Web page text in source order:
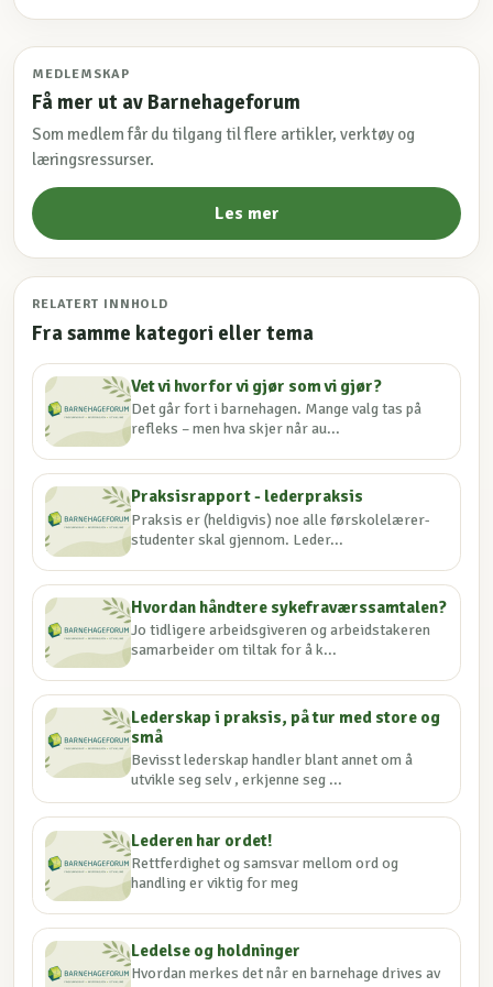
MEDLEMSKAP
Få mer ut av Barnehageforum
Som medlem får du tilgang til flere artikler, verktøy og
læringsressurser.
Les mer
RELATERT INNHOLD
Fra samme kategori eller tema
Vet vi hvorfor vi gjør som vi gjør?
Det går fort i barnehagen. Mange valg tas på
refleks – men hva skjer når au...
Praksisrapport - lederpraksis
Praksis er (heldigvis) noe alle førskolelærer-
studenter skal gjennom. Leder...
Hvordan håndtere sykefraværssamtalen?
Jo tidligere arbeidsgiveren og arbeidstakeren
samarbeider om tiltak for å k...
Lederskap i praksis, på tur med store og
små
Bevisst lederskap handler blant annet om å
utvikle seg selv , erkjenne seg ...
Lederen har ordet!
Rettferdighet og samsvar mellom ord og
handling er viktig for meg
Ledelse og holdninger
Hvordan merkes det når en barnehage drives av